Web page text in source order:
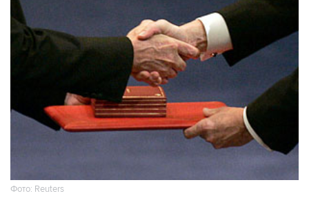
Фото: Reuters